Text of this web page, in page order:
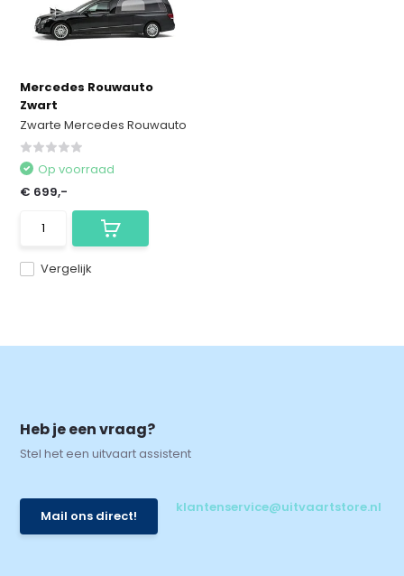
Mercedes Rouwauto
Zwart
Zwarte Mercedes Rouwauto
Vergelijk
Op voorraad
€ 699,-
Heb je een vraag?
Stel het een uitvaart assistent
Mail ons direct!
klantenservice@uitvaartstore.nl